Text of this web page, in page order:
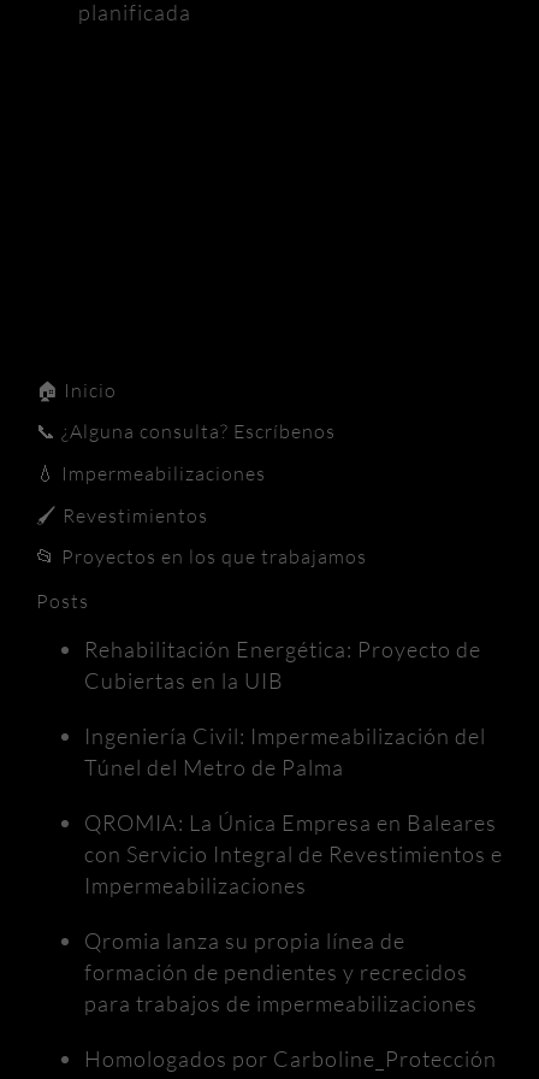
planificada
🏠 Inicio
📞 ¿Alguna consulta? Escríbenos
💧 Impermeabilizaciones
🖌️ Revestimientos
📂 Proyectos en los que trabajamos
Posts
Rehabilitación Energética: Proyecto de
Cubiertas en la UIB
Ingeniería Civil: Impermeabilización del
Túnel del Metro de Palma
QROMIA: La Única Empresa en Baleares
con Servicio Integral de Revestimientos e
Impermeabilizaciones
Qromia lanza su propia línea de
formación de pendientes y recrecidos
para trabajos de impermeabilizaciones
Homologados por Carboline_Protección